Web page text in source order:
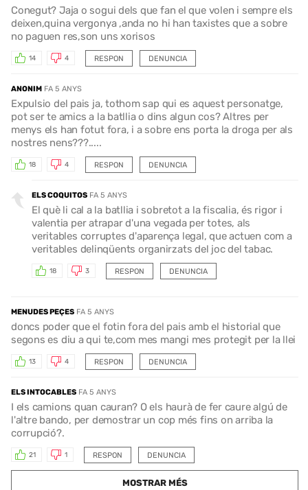
Conegut? Jaja o sogui dels que fan el que volen i sempre els
deixen,quina vergonya ,anda no hi han taxistes que a sobre
no paguen res,son uns xorisos
RESPON
14 4 DENUNCIA
ANONIM FA 5 ANYS
Expulsio del pais ja, tothom sap qui es aquest personatge,
pot ser te amics a la batllia o dins algun cos? Altres per
menys els han fotut fora, i a sobre ens porta la droga per als
nostres nens???.....
RESPON
18 4 DENUNCIA
ELS COQUITOS FA 5 ANYS
El què li cal a la batllia i sobretot a la fiscalia, és rigor i
valentia per atrapar d'una vegada per totes, als
veritables corruptes d'aparença legal, que actuen com a
veritables delinqüents organirzats del joc del tabac.
RESPON
18 3 DENUNCIA
MENUDES PEÇES FA 5 ANYS
doncs poder que el fotin fora del pais amb el historial que
segons es diu a qui te,com mes mangi mes protegit per la llei
RESPON
13 4 DENUNCIA
ELS INTOCABLES FA 5 ANYS
I els camions quan cauran? O els haurà de fer caure algú de
l'altre bando, per demostrar un cop més fins on arriba la
corrupció?.
RESPON
21 1 DENUNCIA
MOSTRAR MÉS